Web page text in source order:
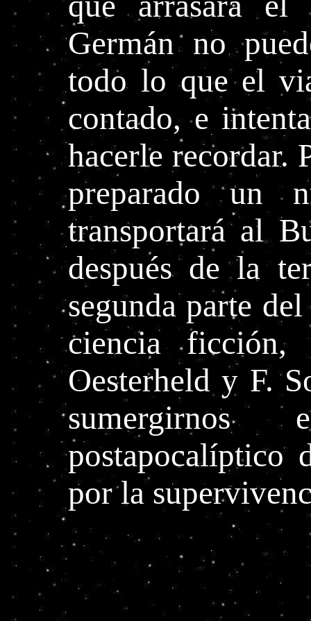
Germán no
todo lo que el
contado, e
hacerle recordar.
preparado un
transportará al
después de la
segunda parte
ciencia
Oesterheld y F.
postapocalíptico
por la